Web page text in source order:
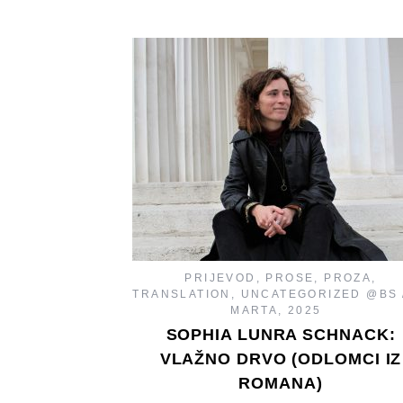
PRIJEVOD , PROSE , PROZA ,
TRANSLATION ,
UNCATEGORIZED @BS
MARTA, 2025
SOPHIA LUNRA SCHNACK:
VLAŽNO DRVO (ODLOMCI IZ
ROMANA)